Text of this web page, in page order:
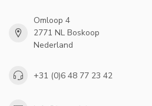
Omloop 4
2771 NL Boskoop
Nederland
+31 (0)6 48 77 23 42